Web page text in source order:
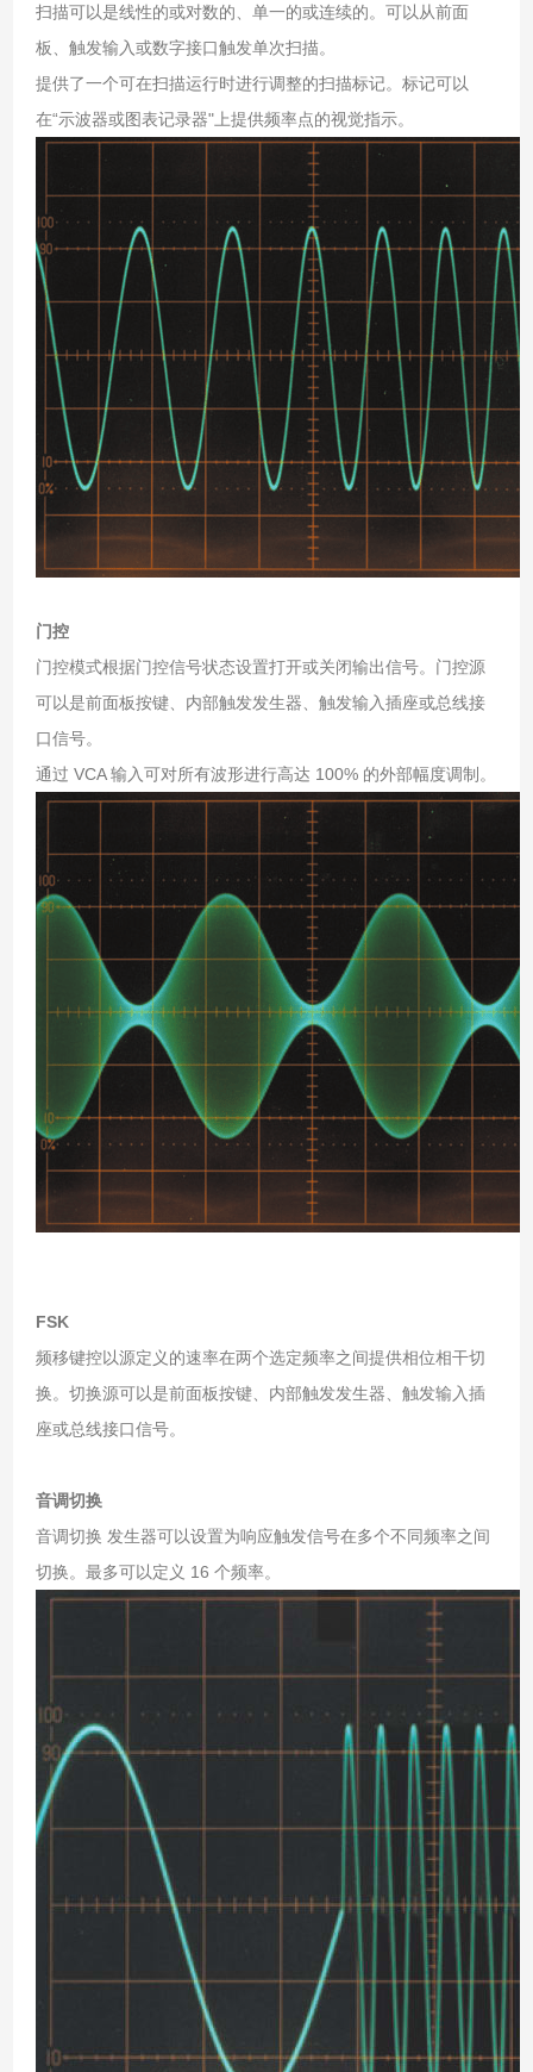
扫描可以是线性的或对数的、单一的或连续的。可以从前面
板、触发输入或数字接口触发单次扫描。
提供了一个可在扫描运行时进行调整的扫描标记。标记可以
在“示波器或图表记录器"上提供频率点的视觉指示。
门控
门控模式根据门控信号状态设置打开或关闭输出信号。门控源
可以是前面板按键、内部触发发生器、触发输入插座或总线接
口信号。
通过 VCA 输入可对所有波形进行高达 100% 的外部幅度调制。
FSK
频移键控以源定义的速率在两个选定频率之间提供相位相干切
换。切换源可以是前面板按键、内部触发发生器、触发输入插
座或总线接口信号。
音调切换
音调切换 发生器可以设置为响应触发信号在多个不同频率之间
切换。最多可以定义 16 个频率。